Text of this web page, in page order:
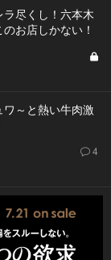
尽くし！六本木
お店しかない！
～と熱い牛肉激
4